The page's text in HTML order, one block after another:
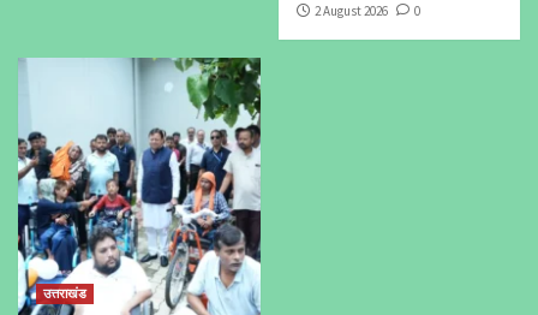
2 August 2026
0
उत्तराखंड